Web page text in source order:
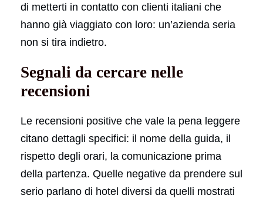
di metterti in contatto con clienti italiani che
hanno già viaggiato con loro: un’azienda seria
non si tira indietro.
Segnali da cercare nelle
recensioni
Le recensioni positive che vale la pena leggere
citano dettagli specifici: il nome della guida, il
rispetto degli orari, la comunicazione prima
della partenza. Quelle negative da prendere sul
serio parlano di hotel diversi da quelli mostrati